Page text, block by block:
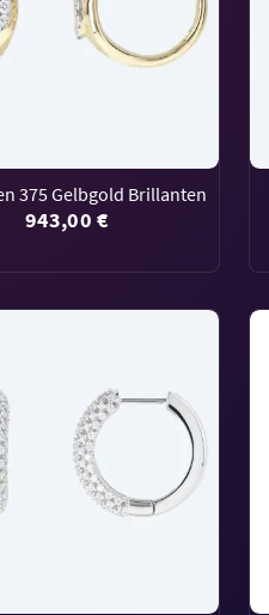
375 Gelbgold Brillanten
943,00 €